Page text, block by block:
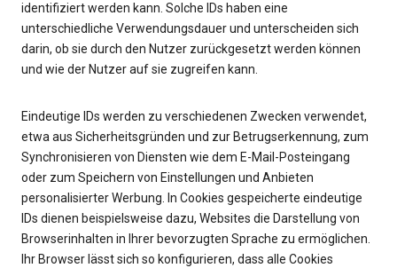
identifiziert werden kann. Solche IDs haben eine
unterschiedliche Verwendungsdauer und unterscheiden sich
darin, ob sie durch den Nutzer zurückgesetzt werden können
und wie der Nutzer auf sie zugreifen kann.
Eindeutige IDs werden zu verschiedenen Zwecken verwendet,
etwa aus Sicherheitsgründen und zur Betrugserkennung, zum
Synchronisieren von Diensten wie dem E-Mail-Posteingang
oder zum Speichern von Einstellungen und Anbieten
personalisierter Werbung. In Cookies gespeicherte eindeutige
IDs dienen beispielsweise dazu, Websites die Darstellung von
Browserinhalten in Ihrer bevorzugten Sprache zu ermöglichen.
Ihr Browser lässt sich so konfigurieren, dass alle Cookies